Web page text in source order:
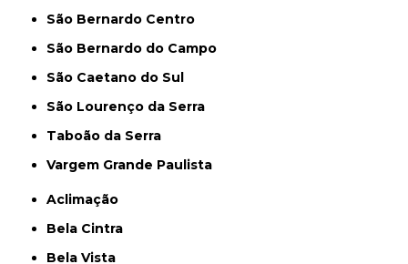
São Bernardo Centro
São Bernardo do Campo
São Caetano do Sul
São Lourenço da Serra
Taboão da Serra
Vargem Grande Paulista
Aclimação
Bela Cintra
Bela Vista